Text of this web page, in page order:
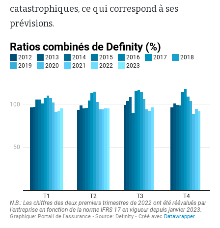
catastrophiques, ce qui correspond à ses
prévisions.